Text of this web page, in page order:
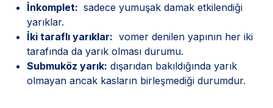
İnkomplet: sadece yumuşak damak etkilendiği
yarıklar.
İki taraflı yarıklar: vomer denilen yapının her iki
tarafında da yarık olması durumu.
Submuköz yarık: dışarıdan bakıldığında yarık
olmayan ancak kasların birleşmediği durumdur.